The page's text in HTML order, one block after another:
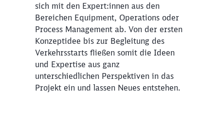
sich mit den Expert:innen aus den
Bereichen Equipment, Operations oder
Process Management ab. Von der ersten
Konzeptidee bis zur Begleitung des
Verkehrsstarts fließen somit die Ideen
und Expertise aus ganz
unterschiedlichen Perspektiven in das
Projekt ein und lassen Neues entstehen.